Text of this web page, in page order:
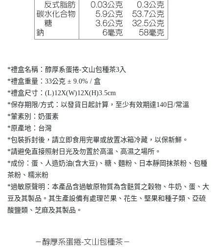
*禮盒名稱：醇厚系蛋捲-文山包種茶3入
*禮盒重量：33公克 ± 9.0% / 盒
*禮盒尺寸：(L)12X(W)12X(H)3.5cm
*保存期限/方式：以發貨日起計算，至少有效期達140日/常溫
*葷素別：奶蛋素
*原產地：台灣
*包裝拆封後，請立即食用完畢或放置冰箱冷藏，以保新鮮。
*請避免直接照射日光及勿置於高溫、高濕之場所。
*成份：蛋、人造奶油(含大豆)、糖、麵粉、日本靜岡抹茶粉、包種
茶粉、糯米粉
*過敏原聲明：本產品含過敏原物質為含麩質之穀物、牛奶、蛋、大
豆及其製品。其生產設備有處理芒果、花生、堅果和種子類、亞硫
酸鹽類、芝麻及其製品。